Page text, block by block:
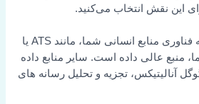
این نقش انتخاب می‌کنید.
فناوری استخدام در پشته فناوری منابع انسانی شما، مانند ATS یا
منبع عالی داده است. سایر منابع داده
آنالیتیکس، تجزیه و تحلیل رسانه های